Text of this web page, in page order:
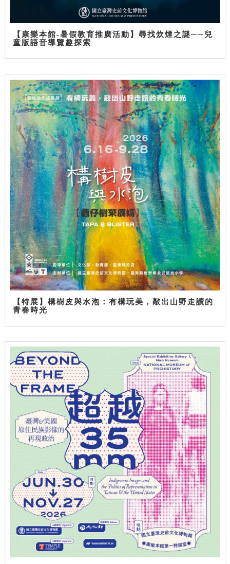
【康樂本館-暑假教育推廣活動】尋找炊煙之謎──兒
童版語音導覽趣探索
【特展】構樹皮與水泡：有構玩美，敲出山野走讀的
青春時光